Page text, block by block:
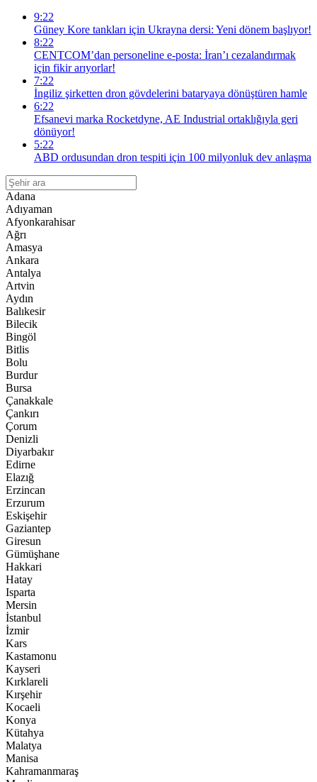
9:22
Güney Kore tankları için Ukrayna dersi: Yeni dönem başlıyor!
8:22
CENTCOM’dan personeline e-posta: İran’ı cezalandırmak
için fikir arıyorlar!
7:22
İngiliz şirketten dron gövdelerini bataryaya dönüştüren hamle
6:22
Efsanevi marka Rocketdyne, AE Industrial ortaklığıyla geri
dönüyor!
5:22
ABD ordusundan dron tespiti için 100 milyonluk dev anlaşma
Adana
Adıyaman
Afyonkarahisar
Ağrı
Amasya
Ankara
Antalya
Artvin
Aydın
Balıkesir
Bilecik
Bingöl
Bitlis
Bolu
Burdur
Bursa
Çanakkale
Çankırı
Çorum
Denizli
Diyarbakır
Edirne
Elazığ
Erzincan
Erzurum
Eskişehir
Gaziantep
Giresun
Gümüşhane
Hakkari
Hatay
Isparta
Mersin
İstanbul
İzmir
Kars
Kastamonu
Kayseri
Kırklareli
Kırşehir
Kocaeli
Konya
Kütahya
Malatya
Manisa
Kahramanmaraş